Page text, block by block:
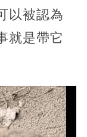
以被認為
就是帶它